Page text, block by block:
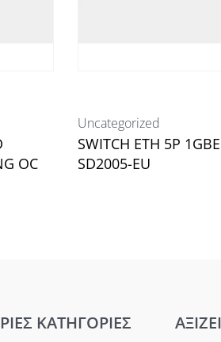
OC
Uncategorized
SWITCH ETH 5P
SD2005-EU
ΚΑΤΗΓΟΡΙΕΣ